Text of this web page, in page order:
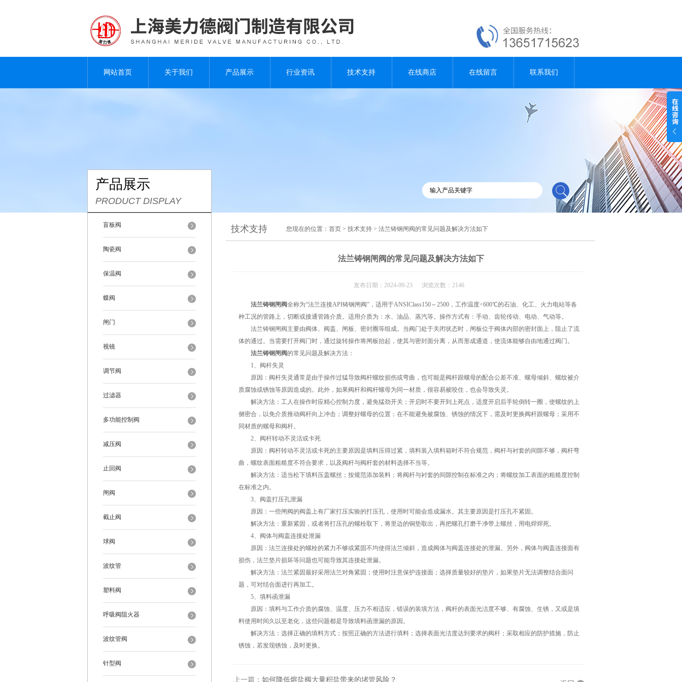
网站首页 关于我们 产品展示 行业资讯 技术支持 在线商店 在线留言 联系我们
产品展示
PRODUCT DISPLAY
盲板阀
陶瓷阀
保温阀
蝶阀
闸门
视镜
调节阀
过滤器
多功能控制阀
减压阀
止回阀
闸阀
截止阀
球阀
波纹管
塑料阀
呼吸阀阻火器
波纹管阀
针型阀
技术支持 您现在的位置： 首页 > 技术支持 > 法兰铸钢闸阀的常见问题及解决方法如下
法兰铸钢闸阀的常见问题及解决方法如下
发布日期：2024-09-23 浏览次数：2146
法兰铸钢闸阀全称为“法兰连接API铸钢闸阀”，适用于ANSIClass150～2500，工作温度<600℃的石油、化工、火力电站等各
种工况的管路上，切断或接通管路介质。适用介质为：水、油品、蒸汽等。操作方式有：手动、齿轮传动、电动、气动等。
法兰铸钢闸阀主要由阀体、阀盖、闸板、密封圈等组成。当阀门处于关闭状态时，闸板位于阀体内部的密封面上，阻止了流
体的通过。当需要打开阀门时，通过旋转操作将闸板抬起，使其与密封面分离，从而形成通道，使流体能够自由地通过阀门。
法兰铸钢闸阀的常见问题及解决方法：
1、阀杆失灵
原因：阀杆失灵通常是由于操作过猛导致阀杆螺纹损伤或弯曲，也可能是阀杆跟螺母的配合公差不准、螺母倾斜、螺纹被介
质腐蚀或锈蚀等原因造成的。此外，如果阀杆和阀杆螺母为同一材质，很容易被咬住，也会导致失灵。
解决方法：工人在操作时应精心控制力度，避免猛劲开关；开启时不要开到上死点，适度开启后手轮倒转一圈，使螺纹的上
侧密合，以免介质推动阀杆向上冲击；调整好螺母的位置；在不能避免被腐蚀、锈蚀的情况下，需及时更换阀杆跟螺母；采用不
同材质的螺母和阀杆。
2、阀杆转动不灵活或卡死
原因：阀杆转动不灵活或卡死的主要原因是填料压得过紧，填料装入填料箱时不符合规范，阀杆与衬套的间隙不够，阀杆弯
曲，螺纹表面粗糙度不符合要求，以及阀杆与阀杆套的材料选择不当等。
解决方法：适当松下填料压盖螺丝；按规范添加装料；将阀杆与衬套的间隙控制在标准之内；将螺纹加工表面的粗糙度控制
在标准之内。
3、阀盖打压孔泄漏
原因：一些闸阀的阀盖上有厂家打压实验的打压孔，使用时可能会造成漏水。其主要原因是打压孔不紧固。
解决方法：重新紧固，或者将打压孔的螺栓取下，将里边的铜垫取出，再把螺孔打磨干净带上螺丝，用电焊焊死。
4、阀体与阀盖连接处泄漏
原因：法兰连接处的螺栓的紧力不够或紧固不均使得法兰倾斜，造成阀体与阀盖连接处的泄漏。另外，阀体与阀盖连接面有
损伤，法兰垫片损坏等问题也可能导致其连接处泄漏。
解决方法：法兰紧固最好采用法兰对角紧固；使用时注意保护连接面；选择质量较好的垫片，如果垫片无法调整结合面问
题，可对结合面进行再加工。
5、填料函泄漏
原因：填料与工作介质的腐蚀、温度、压力不相适应，错误的装填方法，阀杆的表面光洁度不够、有腐蚀、生锈，又或是填
料使用时间久以至老化，这些问题都是导致填料函泄漏的原因。
解决方法：选择正确的填料方式；按照正确的方法进行填料；选择表面光洁度达到要求的阀杆；采取相应的防护措施，防止
锈蚀，若发现锈蚀，及时更换。
上一篇： 如何降低熔盐阀大量积盐带来的堵管风险？